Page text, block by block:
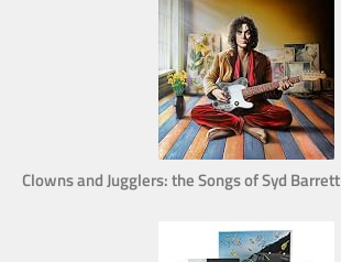
Clowns and Jugglers: the Songs of Syd Barrett